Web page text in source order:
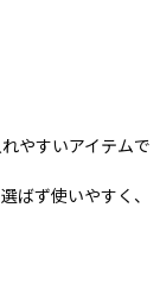
やすいアイテムで
ばず使いやすく、